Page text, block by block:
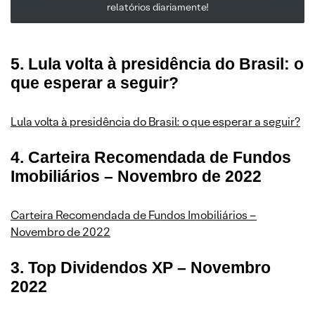
relatórios diariamente!
5. Lula volta à presidência do Brasil: o
que esperar a seguir?
Lula volta à presidência do Brasil: o que esperar a seguir?
4. Carteira Recomendada de Fundos
Imobiliários – Novembro de 2022
Carteira Recomendada de Fundos Imobiliários –
Novembro de 2022
3. Top Dividendos XP – Novembro
2022